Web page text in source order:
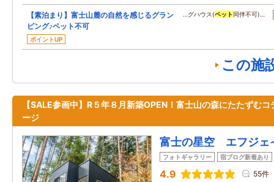
【素泊まり】富士山麓の自然を感じるグラン
ピング♪ペット不可
ポイントUP
…グハウス(ペット 同伴不可)…
この施
【SALE参画中】R５年８月新築OPEN！富士山の森にたたずむコ
ージ
富士の星空 エフジェ
フォトギャラリー 宿ブログ新着あり
4.9 55件